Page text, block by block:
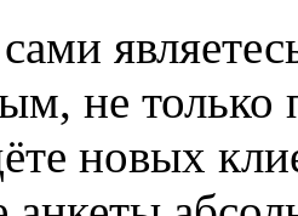
не только
новых